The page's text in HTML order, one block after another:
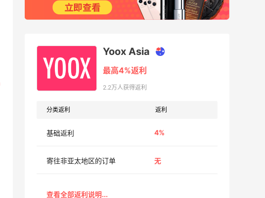
Yoox Asia
最高4%返利
2.2万人获得返利
分类返利 返利
基础返利 4%
寄往非亚太地区的订单 无